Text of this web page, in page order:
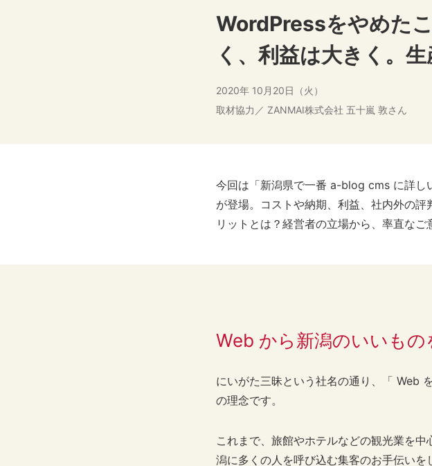
WordPressをやめた
く、利益は大きく。
2020年 10月20日（火）
取材協力／ ZANMAI株式会社 五十嵐 敦さん
今回は「新潟県で一番 a-blog cms に詳し
が登場。コストや納期、利益、社内外の
リットとは？経営者の立場から、率直なご
Web から新潟のいいも
にいがた三昧という社名の通り、「 Web
の理念です。
これまで、旅館やホテルなどの観光業を
潟に多くの人を呼び込む集客のお手伝い